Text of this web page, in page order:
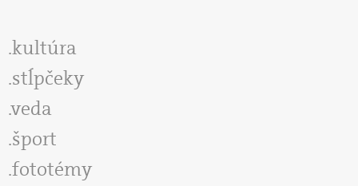
kultúra
stĺpčeky
veda
šport
fototémy